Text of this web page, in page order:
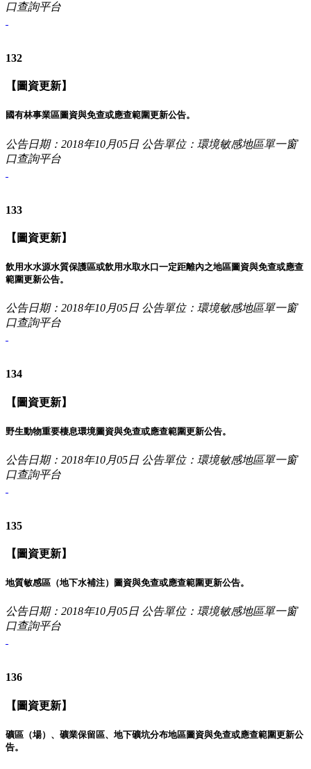
口查詢平台
132
【圖資更新】
國有林事業區圖資與免查或應查範圍更新公告。
公告日期：2018年10月05日 公告單位：環境敏感地區單一窗
口查詢平台
133
【圖資更新】
飲用水水源水質保護區或飲用水取水口一定距離內之地區圖資與免查或應查
範圍更新公告。
公告日期：2018年10月05日 公告單位：環境敏感地區單一窗
口查詢平台
134
【圖資更新】
野生動物重要棲息環境圖資與免查或應查範圍更新公告。
公告日期：2018年10月05日 公告單位：環境敏感地區單一窗
口查詢平台
135
【圖資更新】
地質敏感區（地下水補注）圖資與免查或應查範圍更新公告。
公告日期：2018年10月05日 公告單位：環境敏感地區單一窗
口查詢平台
136
【圖資更新】
礦區（場）、礦業保留區、地下礦坑分布地區圖資與免查或應查範圍更新公
告。